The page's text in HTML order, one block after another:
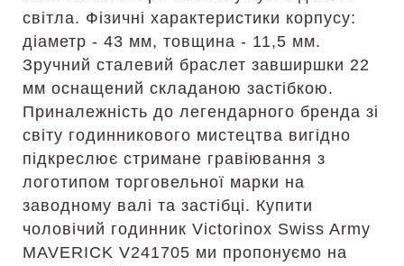
світла. Фізичні характеристики корпусу:
діаметр - 43 мм, товщина - 11,5 мм.
Зручний сталевий браслет завширшки 22
мм оснащений складаною застібкою.
Приналежність до легендарного бренда зі
світу годинникового мистецтва вигідно
підкреслює стримане гравіювання з
логотипом торговельної марки на
заводному валі та застібці. Купити
чоловічий годинник Victorinox Swiss Army
MAVERICK V241705 ми пропонуємо на